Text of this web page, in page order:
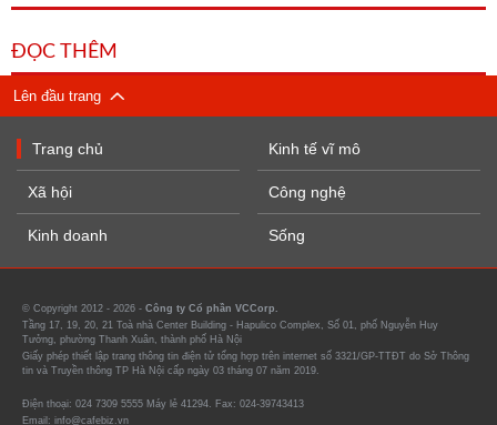
ĐỌC THÊM
Lên đầu trang
Trang chủ
Xã hội
Kinh doanh
Kinh tế vĩ mô
Công nghệ
Sống
© Copyright 2012 - 2026 - Công ty Cổ phần VCCorp.
Tầng 17, 19, 20, 21 Toà nhà Center Building - Hapulico Complex, Số 01, phố Nguyễn Huy
Tưởng, phường Thanh Xuân, thành phố Hà Nội
Giấy phép thiết lập trang thông tin điện tử tổng hợp trên internet số 3321/GP-TTĐT do Sở Thông
tin và Truyền thông TP Hà Nội cấp ngày 03 tháng 07 năm 2019.
Điện thoại: 024 7309 5555 Máy lẻ 41294. Fax: 024-39743413
Email: info@cafebiz.vn